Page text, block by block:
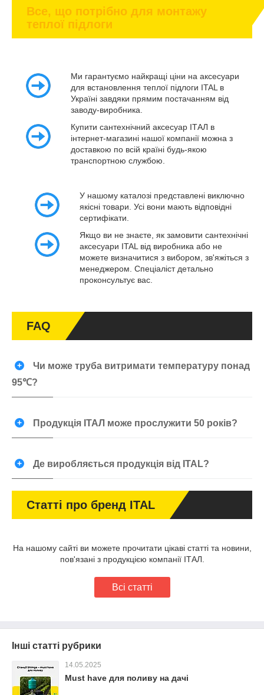
Все, що потрібно для монтажу
теплої підлоги
Ми гарантуємо найкращі ціни на аксесуари
для встановлення теплої підлоги ITAL в
Україні завдяки прямим постачанням від
заводу-виробника.
Купити сантехнічний аксесуар ІТАЛ в
інтернет-магазині нашої компанії можна з
доставкою по всій країні будь-якою
транспортною службою.
У нашому каталозі представлені виключно
якісні товари. Усі вони мають відповідні
сертифікати.
Якщо ви не знаєте, як замовити сантехнічні
аксесуари ITAL від виробника або не
можете визначитися з вибором, зв'яжіться з
менеджером. Спеціаліст детально
проконсультує вас.
FAQ
Чи може труба витримати температуру понад
95℃?
Продукція ІТАЛ може прослужити 50 років?
Де виробляється продукція від ITAL?
Статті про бренд ITAL
На нашому сайті ви можете прочитати цікаві статті та новини,
пов'язані з продукцією компанії ІТАЛ.
Всі статті
Інші статті рубрики
14.05.2025
Must have для поливу на дачі